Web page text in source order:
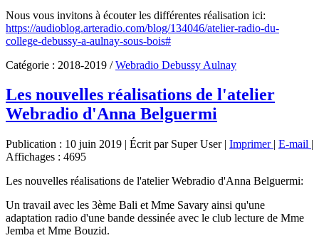
Nous vous invitons à écouter les différentes réalisation ici:
https://audioblog.arteradio.com/blog/134046/atelier-radio-du-
college-debussy-a-aulnay-sous-bois#
Catégorie : 2018-2019 /Webradio Debussy Aulnay
Les nouvelles réalisations de l'atelier
Webradio d'Anna Belguermi
Publication : 10 juin 2019 | Écrit par Super User| Imprimer | E-mail |
Affichages : 4695
Les nouvelles réalisations de l'atelier Webradio d'Anna Belguermi:
Un travail avec les 3ème Bali et Mme Savary ainsi qu'une
adaptation radio d'une bande dessinée avec le club lecture de Mme
Jemba et Mme Bouzid.